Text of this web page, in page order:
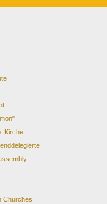
Kirche
Churches